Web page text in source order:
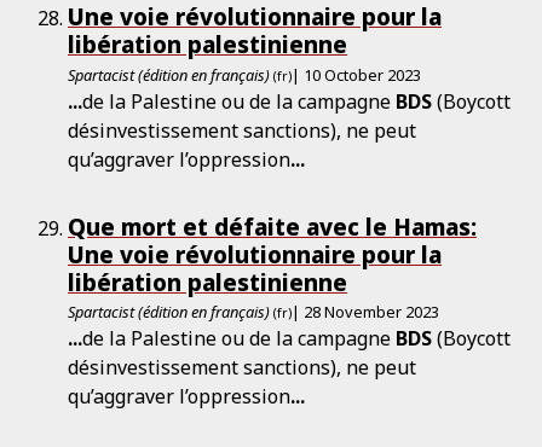
Une voie révolutionnaire pour la
libération palestinienne
Spartacist (édition en français) (fr)| 10 October 2023
...de la Palestine ou de la campagne BDS(Boycott
désinvestissement sanctions), ne peut
qu’aggraver l’oppression...
Que mort et défaite avec le Hamas:
Une voie révolutionnaire pour la
libération palestinienne
Spartacist (édition en français) (fr)| 28 November 2023
...de la Palestine ou de la campagne BDS(Boycott
désinvestissement sanctions), ne peut
qu’aggraver l’oppression...